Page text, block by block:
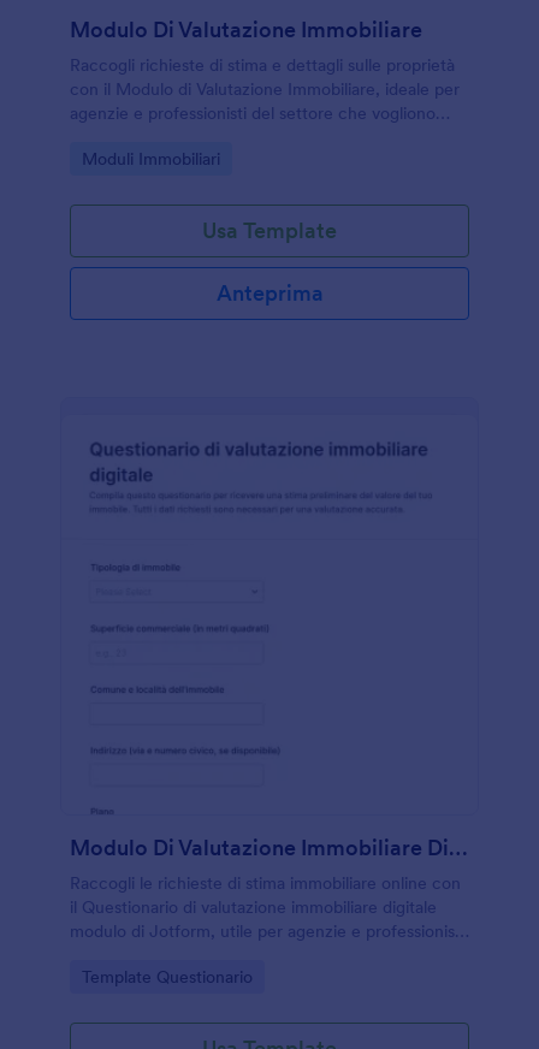
Modulo Di Valutazione Immobiliare
Raccogli richieste di stima e dettagli sulle proprietà
con il Modulo di Valutazione Immobiliare, ideale per
agenzie e professionisti del settore che vogliono
modulo online.
Go to Category:
Moduli Immobiliari
Usa Template
Anteprima
Modulo Di Valutazione Immobiliare Digitale
Raccogli le richieste di stima immobiliare online con
il Questionario di valutazione immobiliare digitale
modulo di Jotform, utile per agenzie e professionisti
rispondere più rapidamente ai potenziali clienti.
Go to Category:
Template Questionario